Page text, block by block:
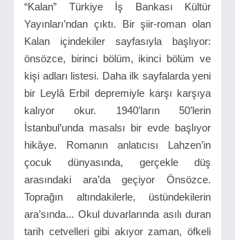
“Kalan” Türkiye İş Bankası Kültür
Yayınları’ndan çıktı. Bir şiir-roman olan
Kalan içindekiler sayfasıyla başlıyor:
önsözce, birinci bölüm, ikinci bölüm ve
kişi adları listesi. Daha ilk sayfalarda yeni
bir Leylâ Erbil depremiyle karşı karşıya
kalıyor okur. 1940’ların 50’lerin
İstanbul’unda masalsı bir evde başlıyor
hikâye. Romanın anlatıcısı Lahzen’in
çocuk dünyasında, gerçekle düş
arasındaki ara’da geçiyor Önsözce.
Toprağın altındakilerle, üstündekilerin
ara’sında... Okul duvarlarında asılı duran
tarih cetvelleri gibi akıyor zaman, öfkeli